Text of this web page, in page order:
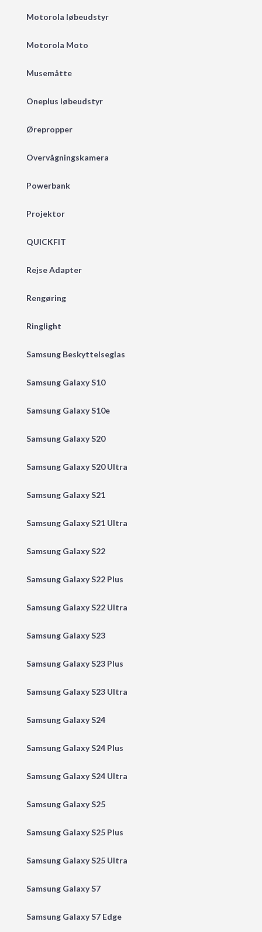
Motorola løbeudstyr
Motorola Moto
Musemåtte
Oneplus løbeudstyr
Ørepropper
Overvågningskamera
Powerbank
Projektor
QUICKFIT
Rejse Adapter
Rengøring
Ringlight
Samsung Beskyttelseglas
Samsung Galaxy S10
Samsung Galaxy S10e
Samsung Galaxy S20
Samsung Galaxy S20 Ultra
Samsung Galaxy S21
Samsung Galaxy S21 Ultra
Samsung Galaxy S22
Samsung Galaxy S22 Plus
Samsung Galaxy S22 Ultra
Samsung Galaxy S23
Samsung Galaxy S23 Plus
Samsung Galaxy S23 Ultra
Samsung Galaxy S24
Samsung Galaxy S24 Plus
Samsung Galaxy S24 Ultra
Samsung Galaxy S25
Samsung Galaxy S25 Plus
Samsung Galaxy S25 Ultra
Samsung Galaxy S7
Samsung Galaxy S7 Edge